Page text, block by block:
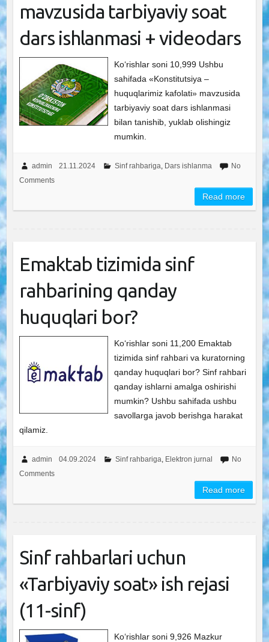
mavzusida tarbiyaviy soat
dars ishlanmasi + videodars
Ko‘rishlar soni 10,999 Ushbu
sahifada «Konstitutsiya –
huquqlarimiz kafolati» mavzusida
tarbiyaviy soat dars ishlanmasi
bilan tanishib, yuklab olishingiz
mumkin.
admin 21.11.2024 Sinf rahbariga, Dars ishlanma
No
Comments
Read more
Emaktab tizimida sinf
rahbarining qanday
huquqlari bor?
Ko‘rishlar soni 11,200 Emaktab
tizimida sinf rahbari va kuratorning
qanday huquqlari bor? Sinf rahbari
qanday ishlarni amalga oshirishi
mumkin? Ushbu sahifada ushbu
savollarga javob berishga harakat
qilamiz.
admin 04.09.2024 Sinf rahbariga, Elektron jurnal
No
Comments
Read more
Sinf rahbarlari uchun
«Tarbiyaviy soat» ish rejasi
(11-sinf)
Ko‘rishlar soni 9,926 Mazkur